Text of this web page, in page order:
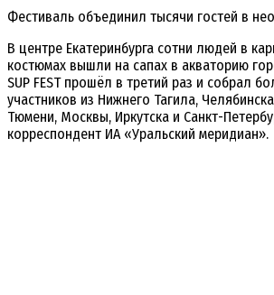
Фестиваль объединил тысячи гостей в
В центре Екатеринбурга сотни людей в
костюмах вышли на сапах в акваторию
SUP FEST прошёл в третий раз и собрал
участников из Нижнего Тагила,
Тюмени, Москвы, Иркутска и Санкт-
корреспондент ИА «Уральский меридиан».